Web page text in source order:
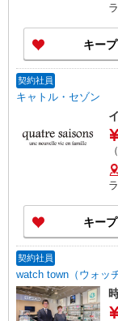
キープ
契約社員
キャトル・セゾン
は別
キープ
契約社員
watch town（ウォッ